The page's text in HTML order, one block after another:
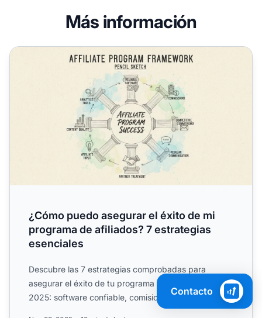
Más información
¿Cómo puedo asegurar el éxito de mi programa de
¿Cómo puedo asegurar el éxito de mi
programa de afiliados? 7 estrategias
esenciales
Descubre las 7 estrategias comprobadas para
asegurar el éxito de tu programa de afiliados en
2025: software confiable, comisiones competitivas,
Contacto